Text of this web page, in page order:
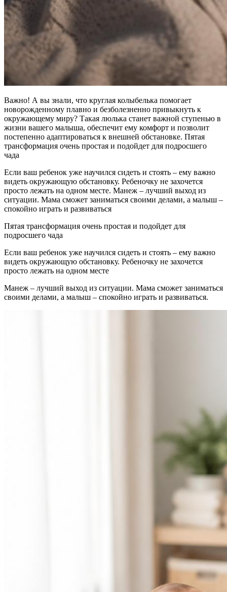
Важно! А вы знали, что круглая колыбелька помогает
новорожденному плавно и безболезненно привыкнуть к
окружающему миру? Такая люлька станет важной ступенью в
жизни вашего малыша, обеспечит ему комфорт и позволит
постепенно адаптироваться к внешней обстановке. Пятая
трансформация очень простая и подойдет для подросшего
чада
Если ваш ребенок уже научился сидеть и стоять – ему важно
видеть окружающую обстановку. Ребеночку не захочется
просто лежать на одном месте. Манеж – лучший выход из
ситуации. Мама сможет заниматься своими делами, а малыш –
спокойно играть и развиваться
Пятая трансформация очень простая и подойдет для
подросшего чада
Если ваш ребенок уже научился сидеть и стоять – ему важно
видеть окружающую обстановку. Ребеночку не захочется
просто лежать на одном месте
Манеж – лучший выход из ситуации. Мама сможет заниматься
своими делами, а малыш – спокойно играть и развиваться.